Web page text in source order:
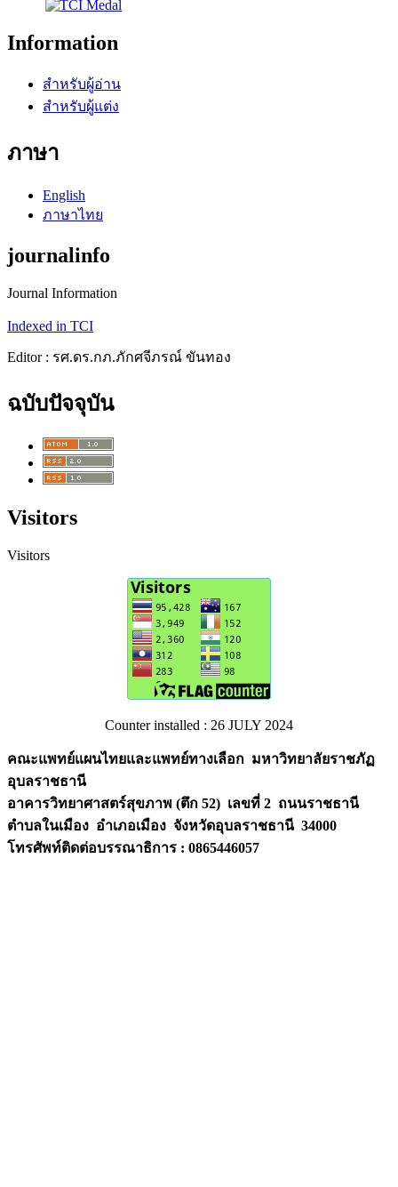
Information
สำหรับผู้อ่าน
สำหรับผู้แต่ง
ภาษา
English
ภาษาไทย
journalinfo
Journal Information
Indexed in TCI
Editor : รศ.ดร.กภ.ภักศจีภรณ์ ขันทอง
ฉบับปัจจุบัน
Visitors
Visitors
Counter installed : 26 JULY 2024
คณะแพทย์แผนไทยและแพทย์ทางเลือก มหาวิทยาลัยราชภัฏ
อุบลราชธานี
อาคารวิทยาศาสตร์สุขภาพ (ตึก 52) เลขที่ 2 ถนนราชธานี
ตำบลในเมือง อำเภอเมือง จังหวัดอุบลราชธานี 34000
โทรศัพท์ติดต่อบรรณาธิการ : 0865446057